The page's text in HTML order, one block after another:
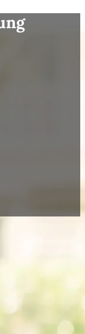
sicheren
reichen oft
der
und Tarif